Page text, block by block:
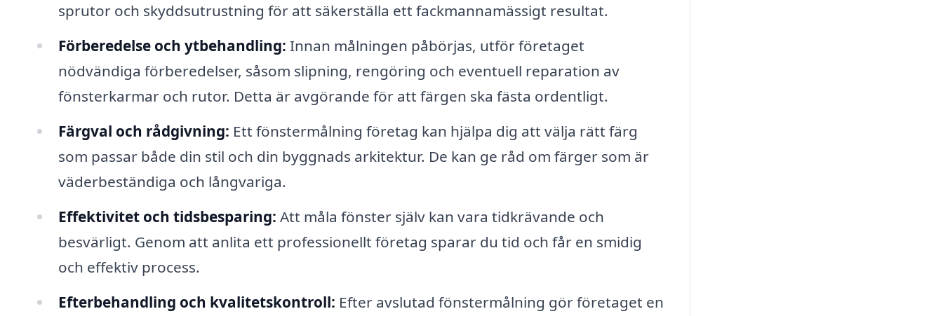
sprutor och skyddsutrustning för att säkerställa ett fackmannamässigt resultat.
Förberedelse och ytbehandling: Innan målningen påbörjas, utför företaget
nödvändiga förberedelser, såsom slipning, rengöring och eventuell reparation av
fönsterkarmar och rutor. Detta är avgörande för att färgen ska fästa ordentligt.
Färgval och rådgivning: Ett fönstermålning företag kan hjälpa dig att välja rätt färg
som passar både din stil och din byggnads arkitektur. De kan ge råd om färger som är
väderbeständiga och långvariga.
Effektivitet och tidsbesparing: Att måla fönster själv kan vara tidkrävande och
besvärligt. Genom att anlita ett professionellt företag sparar du tid och får en smidig
och effektiv process.
Efterbehandling och kvalitetskontroll: Efter avslutad fönstermålning gör företaget en